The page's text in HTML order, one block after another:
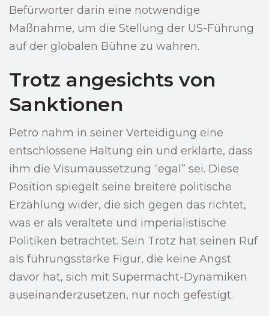
Befürworter darin eine notwendige
Maßnahme, um die Stellung der US-Führung
auf der globalen Bühne zu wahren.
Trotz angesichts von
Sanktionen
Petro nahm in seiner Verteidigung eine
entschlossene Haltung ein und erklärte, dass
ihm die Visumaussetzung “egal” sei. Diese
Position spiegelt seine breitere politische
Erzählung wider, die sich gegen das richtet,
was er als veraltete und imperialistische
Politiken betrachtet. Sein Trotz hat seinen Ruf
als führungsstarke Figur, die keine Angst
davor hat, sich mit Supermacht-Dynamiken
auseinanderzusetzen, nur noch gefestigt.